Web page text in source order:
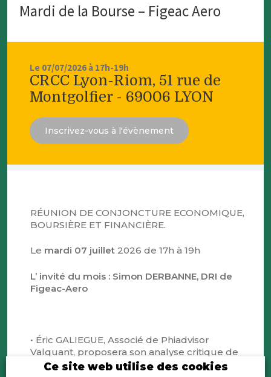
Mardi de la Bourse – Figeac Aero
Le 07/07/2026 à 17h-19h
CRCC Lyon-Riom, 51 rue de
Montgolfier - 69006 LYON
Inscrivez-vous à l'évènement
RÉUNION DE CONJONCTURE ECONOMIQUE,
BOURSIÈRE ET FINANCIÈRE.
Le mardi 07 juillet2026 de 17h à 19h
L’ invité du mois : Simon DERBANNE, DRI de
Figeac-Aero
• Éric GALIEGUE, Associé de Phiadvisor
Valquant, proposera son analyse critique de
l’actualité du mois écoulé, dans le cadre de la
Ce site web utilise des cookies